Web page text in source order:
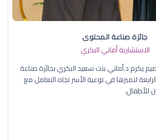
جائزة صناعة المحتوى
الاستشارية أماني البكري
يكرم د.أماني بنت سعيد البكري بجائزة صناعة
لتميزها في توعية الأسر تجاه التعامل مع
للأطفال.